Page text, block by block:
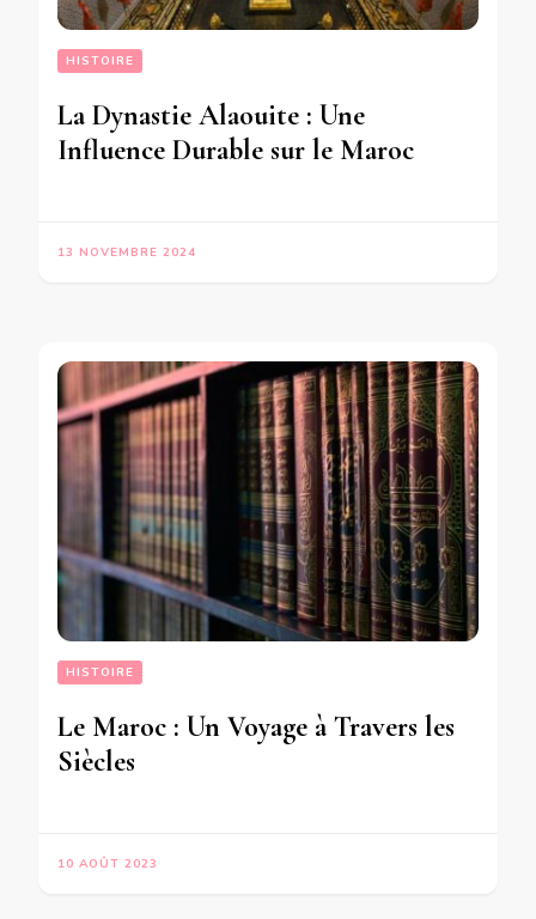
HISTOIRE
La Dynastie Alaouite : Une
Influence Durable sur le Maroc
13 NOVEMBRE 2024
HISTOIRE
Le Maroc : Un Voyage à Travers les
Siècles
10 AOÛT 2023